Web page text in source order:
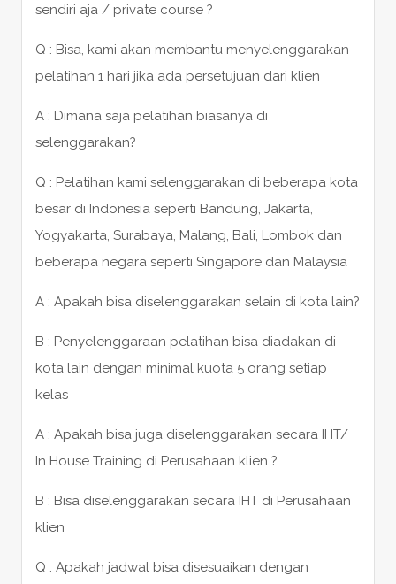
sendiri aja / private course ?
Q : Bisa, kami akan membantu menyelenggarakan
pelatihan 1 hari jika ada persetujuan dari klien
A : Dimana saja pelatihan biasanya di
selenggarakan?
Q : Pelatihan kami selenggarakan di beberapa kota
besar di Indonesia seperti Bandung, Jakarta,
Yogyakarta, Surabaya, Malang, Bali, Lombok dan
beberapa negara seperti Singapore dan Malaysia
A : Apakah bisa diselenggarakan selain di kota lain?
B : Penyelenggaraan pelatihan bisa diadakan di
kota lain dengan minimal kuota 5 orang setiap
kelas
A : Apakah bisa juga diselenggarakan secara IHT/
In House Training di Perusahaan klien ?
B : Bisa diselenggarakan secara IHT di Perusahaan
klien
Q : Apakah jadwal bisa disesuaikan dengan